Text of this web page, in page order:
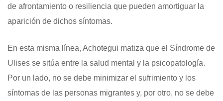
de afrontamiento o resiliencia que pueden amortiguar la
aparición de dichos síntomas.
En esta misma línea, Achotegui matiza que el Síndrome de
Ulises se sitúa entre la salud mental y la psicopatología.
Por un lado, no se debe minimizar el sufrimiento y los
síntomas de las personas migrantes y, por otro, no se debe